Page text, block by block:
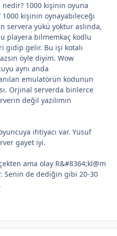
1000 kişinin oyuna
kişinin oynayabileceği
servera yükü yoktur aslında,
playera bilmemkaç kodlu
gidip gelir. Bu işi kotalı
öyle diyim. Wow
aynı anda
emulatörün kodunun
Orjinal serverda binlerce
değil yazılımın
ihtiyacı var. Yusuf
gayet iyi.
ama olay R&#8364;kl@m
Senin de dediğin gibi 20-30